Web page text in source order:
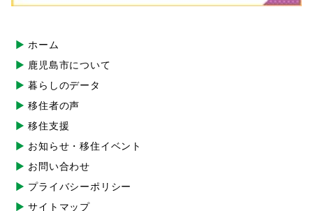
ホーム
鹿児島市について
暮らしのデータ
移住者の声
移住支援
お知らせ・移住イベント
お問い合わせ
プライバシーポリシー
サイトマップ